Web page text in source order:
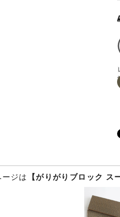
ジは 【がりがりブロック ス